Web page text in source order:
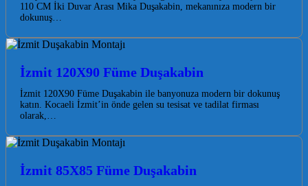
110 CM İki Duvar Arası Mika Duşakabin, mekanınıza modern bir
dokunuş…
İzmit 120X90 Füme Duşakabin
İzmit 120X90 Füme Duşakabin ile banyonuza modern bir dokunuş
katın. Kocaeli İzmit’in önde gelen su tesisat ve tadilat firması
olarak,…
İzmit 85X85 Füme Duşakabin